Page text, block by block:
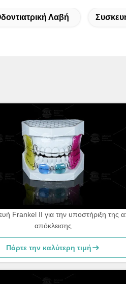
Λαβή
Frankel II για την υποστήριξη της
απόκλεισης
Πάρτε την καλύτερη τιμή